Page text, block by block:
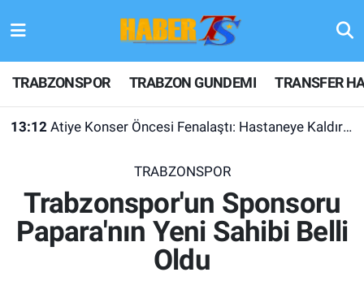
TRABZONSPOR TRABZON GUNDEMI TRANSFER
13:12 Atiye Konser Öncesi Fenalaştı: Hastaneye Kaldırıldı
TRABZONSPOR
Trabzonspor'un Sponsoru
Papara'nın Yeni Sahibi Belli
Oldu
TRABZONSPOR
TRABZON GUNDEMI
KULİS MEYDANI
Hava Durumu
Trafik Durumu
Son Dakika Haberleri